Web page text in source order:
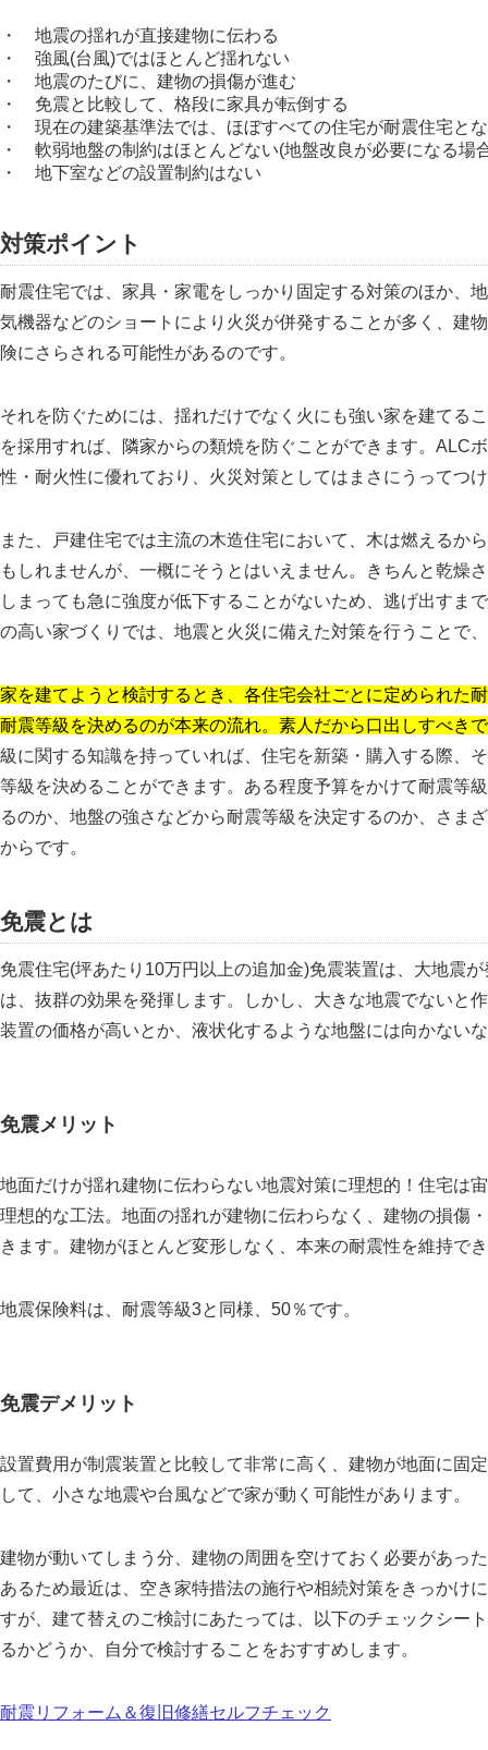
・ 地震の揺れが直接建物に伝わる
・ 強風(台風)ではほとんど揺れない
・ 地震のたびに、建物の損傷が進む
・ 免震と比較して、格段に家具が転倒する
・ 現在の建築基準法では、ほぼすべての住宅が耐震住宅と
・ 軟弱地盤の制約はほとんどない(地盤改良が必要になる場
・ 地下室などの設置制約はない
対策ポイント
耐震住宅では、家具・家電をしっかり固定する対策のほか、
気機器などのショートにより火災が併発することが多く、建
険にさらされる可能性があるのです。
それを防ぐためには、揺れだけでなく火にも強い家を建てる
を採用すれば、隣家からの類焼を防ぐことができます。ALC
性・耐火性に優れており、火災対策としてはまさにうってつ
また、戸建住宅では主流の木造住宅において、木は燃えるか
もしれませんが、一概にそうとはいえません。きちんと乾燥
しまっても急に強度が低下することがないため、逃げ出すま
の高い家づくりでは、地震と火災に備えた対策を行うことで
家を建てようと検討するとき、各住宅会社ごとに定められた
耐震等級を決めるのが本来の流れ。素人だから口出しすべき
級に関する知識を持っていれば、住宅を新築・購入する際、
等級を決めることができます。ある程度予算をかけて耐震等
るのか、地盤の強さなどから耐震等級を決定するのか、さま
からです。
免震とは
免震住宅(坪あたり10万円以上の追加金)免震装置は、大地震
は、抜群の効果を発揮します。しかし、大きな地震でないと
装置の価格が高いとか、液状化するような地盤には向かない
免震メリット
地面だけが揺れ建物に伝わらない地震対策に理想的！住宅は
理想的な工法。地面の揺れが建物に伝わらなく、建物の損傷
きます。建物がほとんど変形しなく、本来の耐震性を維持で
地震保険料は、耐震等級3と同様、50％です。
免震デメリット
設置費用が制震装置と比較して非常に高く、建物が地面に固
して、小さな地震や台風などで家が動く可能性があります。
建物が動いてしまう分、建物の周囲を空けておく必要があっ
あるため最近は、空き家特措法の施行や相続対策をきっかけ
すが、建て替えのご検討にあたっては、以下のチェックシー
るかどうか、自分で検討することをおすすめします。
耐震リフォーム＆復旧修繕セルフチェック